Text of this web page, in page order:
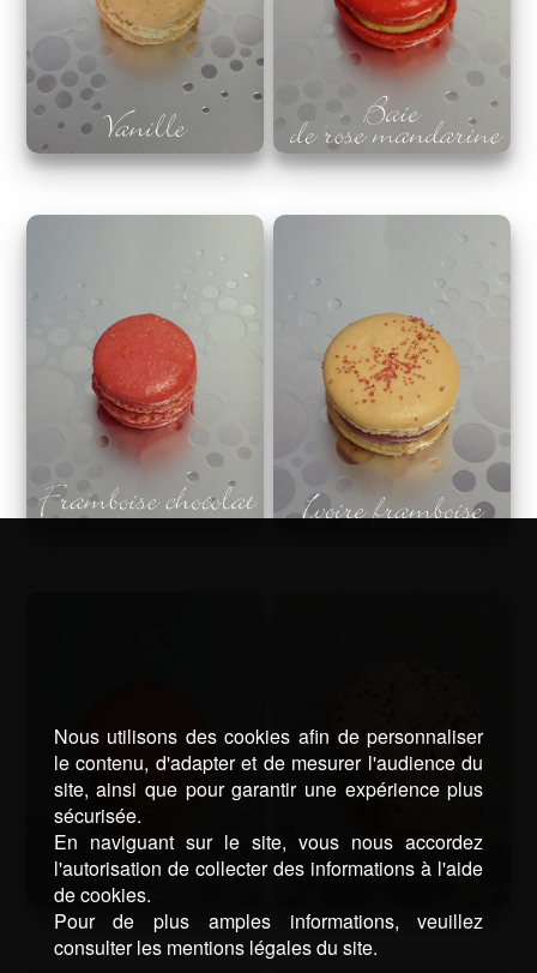
Nous utilisons des cookies afin de personnaliser
le contenu, d'adapter et de mesurer l'audience du
site, ainsi que pour garantir une expérience plus
sécurisée.
En naviguant sur le site, vous nous accordez
l'autorisation de collecter des informations à l'aide
de cookies.
Pour de plus amples informations, veuillez
consulter les mentions légales du site.